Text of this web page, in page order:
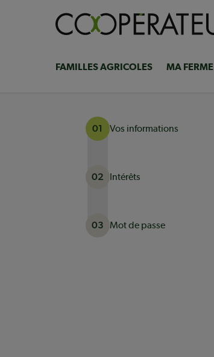
Navigation
FAMILLES AGRICOLES MA FERME
01 Vos informations
02 Intérêts
03
Mot de passe